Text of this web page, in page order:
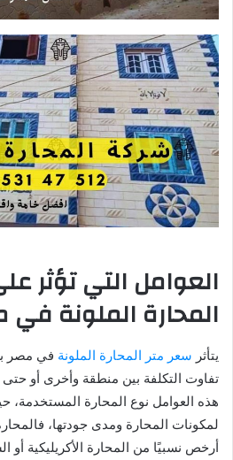
العوامل التي تؤثر
المحارة الملونة في
يتأثر سعر متر المحارة الملونة في مصر
تفاوت التكلفة بين منطقة وأخرى أو
هذه العوامل نوع المحارة المستخدمة،
لمكونات المحارة ومدى جودتها،
أرخص نسبيًا من المحارة الأكريليكية أو